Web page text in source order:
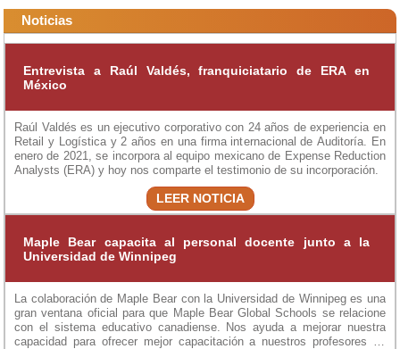
Noticias
Entrevista a Raúl Valdés, franquiciatario de ERA en
México
Raúl Valdés es un ejecutivo corporativo con 24 años de experiencia en
Retail y Logística y 2 años en una firma internacional de Auditoría. En
enero de 2021, se incorpora al equipo mexicano de Expense Reduction
Analysts (ERA) y hoy nos comparte el testimonio de su incorporación.
LEER NOTICIA
Maple Bear capacita al personal docente junto a la
Universidad de Winnipeg
La colaboración de Maple Bear con la Universidad de Winnipeg es una
gran ventana oficial para que Maple Bear Global Schools se relacione
con el sistema educativo canadiense. Nos ayuda a mejorar nuestra
capacidad para ofrecer mejor capacitación a nuestros profesores en